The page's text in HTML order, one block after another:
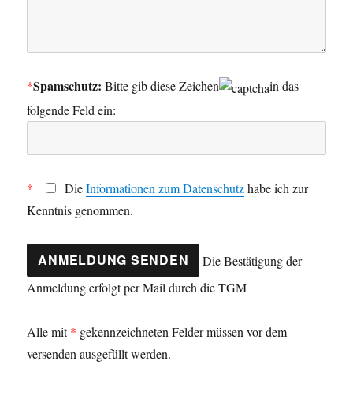
*Spamschutz: Bitte gib diese Zeichen
in das
folgende Feld ein:
* DieInformationen zum Datenschutzhabe ich zur
Kenntnis genommen.
Die Bestätigung der
Anmeldung erfolgt per Mail durch die TGM
Alle mit* gekennzeichneten Felder müssen vor dem
versenden ausgefüllt werden.